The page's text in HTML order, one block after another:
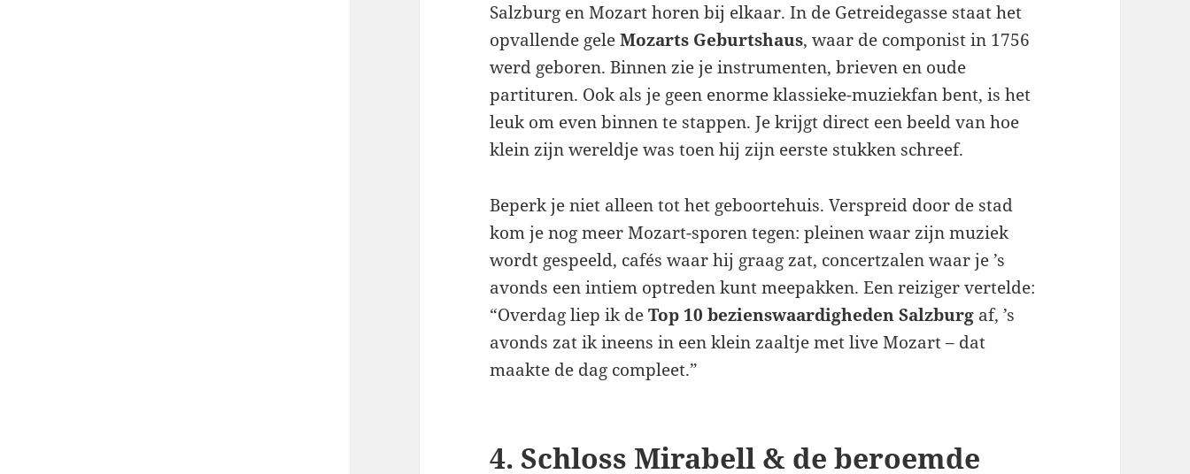
Salzburg en Mozart horen bij elkaar. In de Getreidegasse staat het
opvallende geleMozarts Geburtshaus, waar de componist in 1756
werd geboren. Binnen zie je instrumenten, brieven en oude
partituren. Ook als je geen enorme klassieke-muziekfan bent, is het
leuk om even binnen te stappen. Je krijgt direct een beeld van hoe
klein zijn wereldje was toen hij zijn eerste stukken schreef.
Beperk je niet alleen tot het geboortehuis. Verspreid door de stad
kom je nog meer Mozart-sporen tegen: pleinen waar zijn muziek
wordt gespeeld, cafés waar hij graag zat, concertzalen waar je ’s
avonds een intiem optreden kunt meepakken. Een reiziger vertelde:
“Overdag liep ik deTop 10 bezienswaardigheden Salzburg af, ’s
avonds zat ik ineens in een klein zaaltje met live Mozart – dat
maakte de dag compleet.”
4. Schloss Mirabell & de beroemde